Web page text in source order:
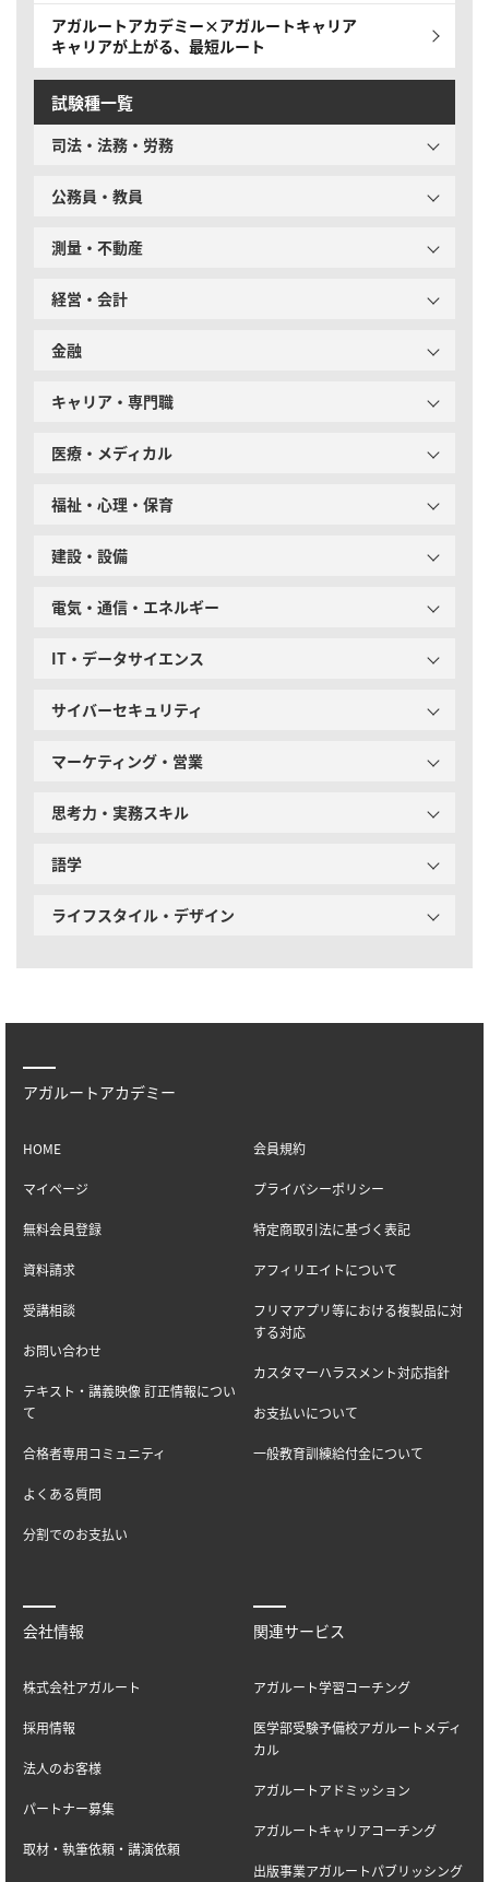
アガルートアカデミー×アガルートキャリア
キャリアが上がる、最短ルート
試験種一覧
司法・法務・労務
公務員・教員
測量・不動産
経営・会計
金融
キャリア・専門職
医療・メディカル
福祉・心理・保育
建設・設備
電気・通信・エネルギー
IT・データサイエンス
サイバーセキュリティ
マーケティング・営業
思考力・実務スキル
語学
ライフスタイル・デザイン
アガルートアカデミー
HOME
マイページ
無料会員登録
資料請求
受講相談
お問い合わせ
テキスト・講義映像 訂正情報につい
て
合格者専用コミュニティ
よくある質問
分割でのお支払い
会員規約
プライバシーポリシー
特定商取引法に基づく表記
アフィリエイトについて
フリマアプリ等における複製品に対
する対応
カスタマーハラスメント対応指針
お支払いについて
一般教育訓練給付金について
会社情報
株式会社アガルート
採用情報
法人のお客様
パートナー募集
取材・執筆依頼・講演依頼
関連サービス
アガルート学習コーチング
医学部受験予備校アガルートメディ
カル
アガルートアドミッション
アガルートキャリアコーチング
出版事業アガルートパブリッシング